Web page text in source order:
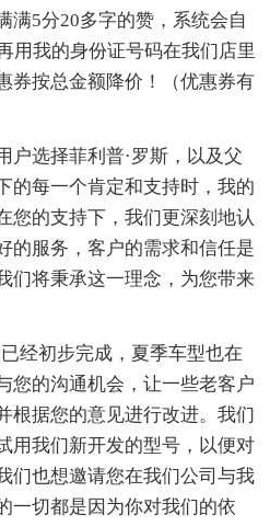
满5分20多字的赞，系统会自
用我的身份证号码在我们店里
券按总金额降价！（优惠券有
户选择菲利普·罗斯，以及父
的每一个肯定和支持时，我的
您的支持下，我们更深刻地认
的服务，客户的需求和信任是
们将秉承这一理念，为您带来
经初步完成，夏季车型也在
您的沟通机会，让一些老客户
根据您的意见进行改进。我们
用我们新开发的型号，以便对
们也想邀请您在我们公司与我
一切都是因为你对我们的依